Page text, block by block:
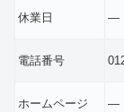
休業日 ―
電話番号
ホームページ ―